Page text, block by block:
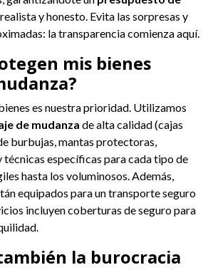
realista y honesto. Evita las sorpresas y
la transparencia comienza aquí.
mis bienes
es nuestra prioridad. Utilizamos
de mudanza de alta calidad (cajas
burbujas, mantas protectoras,
específicas para cada tipo de
hasta los voluminosos. Además,
equipados para un transporte seguro
incluyen coberturas de seguro para
la burocracia